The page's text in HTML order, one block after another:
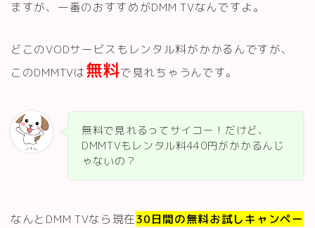
ますが、一番のおすすめがDMM TVなんですよ。
どこのVODサービスもレンタル料がかかるんですが、
このDMMTVは無料で見れちゃうんです。
無料で見れるってサイコー！だけど、
DMMTVもレンタル料440円がかかるんじ
ゃないの？
なんとDMM TVなら現在30日間の無料お試しキャンペー